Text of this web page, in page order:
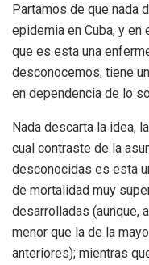
Partamos de que nada
epidemia en Cuba, y
que es esta una
desconocemos, tiene
en dependencia de lo
Nada descarta la idea,
cual contraste de la
desconocidas es esta
de mortalidad muy
desarrolladas (aunque,
menor que la de la
anteriores); mientras